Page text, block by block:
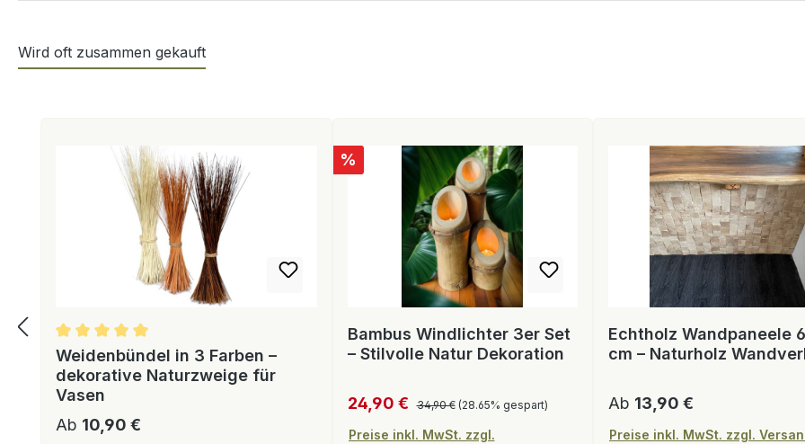
Wird oft zusammen gekauft
Weidenbündel in 3 Farben –
dekorative Naturzweige für
Vasen
Regulärer Preis:
Ab 10,90 €
Rabatt
%
Bambus Windlichter 3er Set
– Stilvolle Natur Dekoration
Verkaufspreis:
24,90 € Regulärer Preis:
34,90 € (28.65% gespart)
Preise inkl. MwSt. zzgl.
Echtholz Wandpaneele
cm – Naturholz
Regulärer Preis:
Ab 13,90 €
Preise inkl. MwSt. zzgl.